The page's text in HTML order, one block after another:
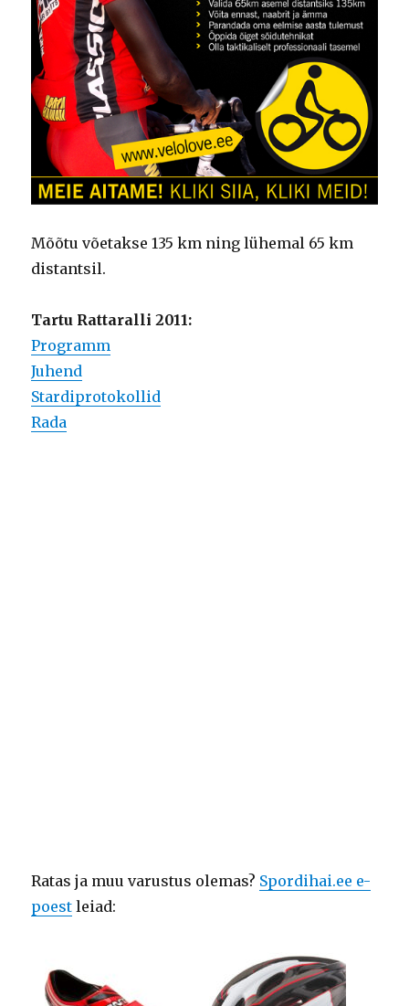
Mõõtu võetakse 135 km ning lühemal 65 km
distantsil.
Tartu Rattaralli 2011:
Programm
Juhend
Stardiprotokollid
Rada
Ratas ja muu varustus olemas? Spordihai.ee e-
poest leiad: